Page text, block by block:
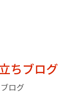
ちブログ
ログ